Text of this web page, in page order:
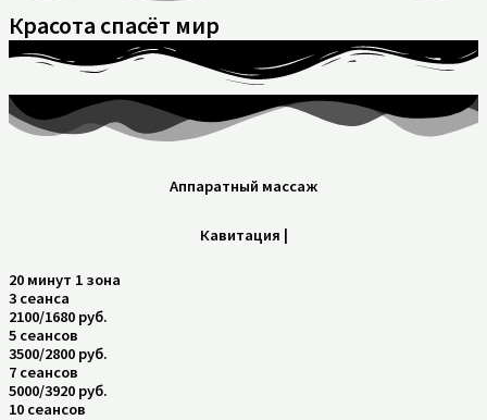
Красота спасёт мир
Аппаратный массаж
Кавитация |
20 минут 1 зона
3 сеанса
2100/1680 руб.
5 сеансов
3500/2800 руб.
7 сеансов
5000/3920 руб.
10 сеансов